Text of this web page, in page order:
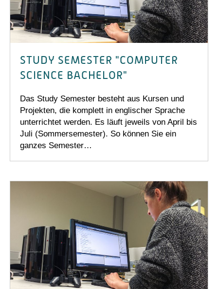
STUDY SEMESTER "COMPUTER
SCIENCE BACHELOR"
Das Study Semester besteht aus Kursen und
Projekten, die komplett in englischer Sprache
unterrichtet werden. Es läuft jeweils von April bis
Juli (Sommersemester). So können Sie ein
ganzes Semester…